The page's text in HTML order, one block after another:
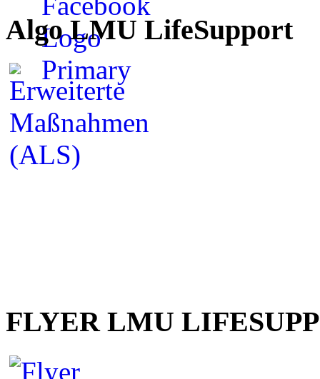
Algo LMU LifeSupport
FLYER LMU